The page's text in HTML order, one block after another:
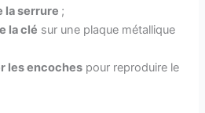
la serrure ;
la clé sur une plaque métallique
les encoches pour reproduire le